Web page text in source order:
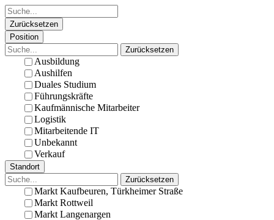
Zurücksetzen
Position
Zurücksetzen
Ausbildung
Aushilfen
Duales Studium
Führungskräfte
Kaufmännische Mitarbeiter
Logistik
Mitarbeitende IT
Unbekannt
Verkauf
Standort
Zurücksetzen
Markt Kaufbeuren, Türkheimer Straße
Markt Rottweil
Markt Langenargen